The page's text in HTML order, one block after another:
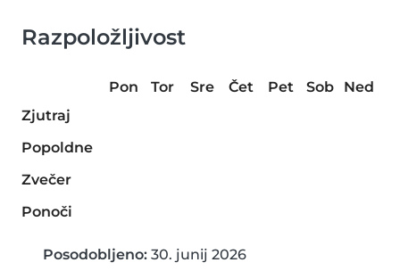
Razpoložljivost
Pon Tor Sre Čet Pet Sob
Ned
Zjutraj
Popoldne
Zvečer
Ponoči
Posodobljeno: 30. junij 2026